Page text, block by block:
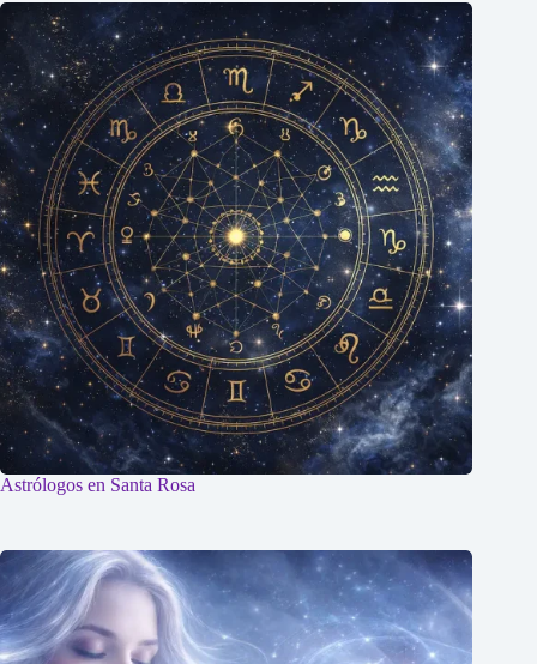
Astrólogos en Santa Rosa